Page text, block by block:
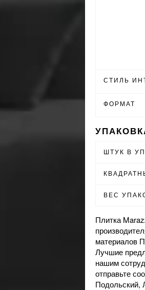
СТИЛЬ
ФОРМАТ
ШТУК В
ВЕС
Плитка
материалов
Лучшие
нашим
отправьте
Подольский,